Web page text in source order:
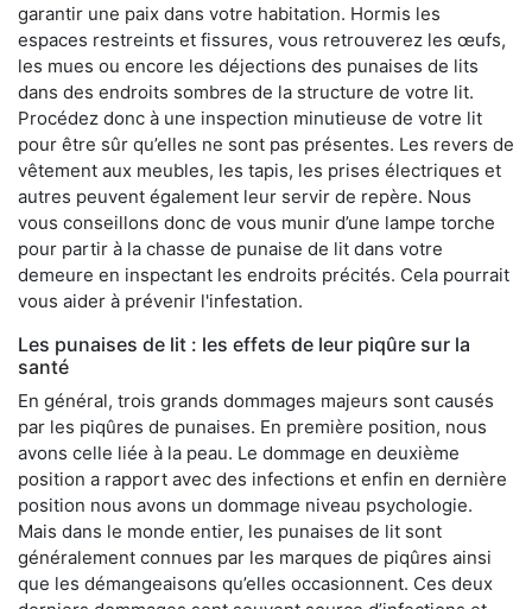
garantir une paix dans votre habitation. Hormis les
espaces restreints et fissures, vous retrouverez les œufs,
les mues ou encore les déjections des punaises de lits
dans des endroits sombres de la structure de votre lit.
Procédez donc à une inspection minutieuse de votre lit
pour être sûr qu’elles ne sont pas présentes. Les revers de
vêtement aux meubles, les tapis, les prises électriques et
autres peuvent également leur servir de repère. Nous
vous conseillons donc de vous munir d’une lampe torche
pour partir à la chasse de punaise de lit dans votre
demeure en inspectant les endroits précités. Cela pourrait
vous aider à prévenir l'infestation.
Les punaises de lit : les effets de leur piqûre sur la
santé
En général, trois grands dommages majeurs sont causés
par les piqûres de punaises. En première position, nous
avons celle liée à la peau. Le dommage en deuxième
position a rapport avec des infections et enfin en dernière
position nous avons un dommage niveau psychologie.
Mais dans le monde entier, les punaises de lit sont
généralement connues par les marques de piqûres ainsi
que les démangeaisons qu’elles occasionnent. Ces deux